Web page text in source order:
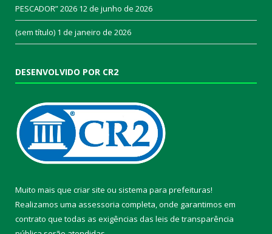
PESCADOR” 2026 12 de junho de 2026
(sem título) 1 de janeiro de 2026
DESENVOLVIDO POR CR2
Muito mais que criar site ou sistema para prefeituras!
Realizamos uma assessoria completa, onde garantimos em
contrato que todas as exigências das leis de transparência